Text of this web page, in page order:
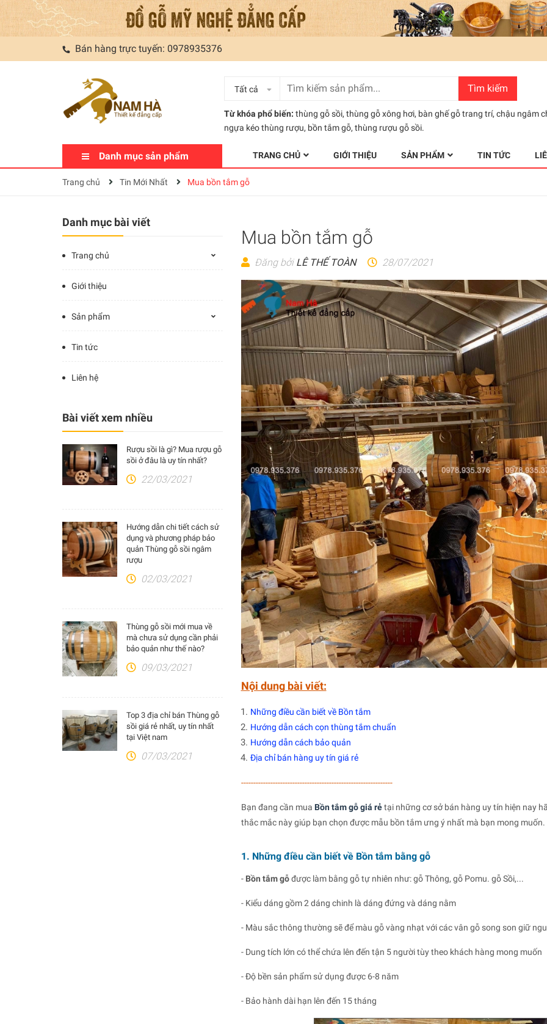
Bán hàng trực tuyến: 0978935376
Tất cả Tìm kiếm
Từ khóa phổ biến: thùng gỗ sồi, thùng gỗ xông hơi, bàn ghế gỗ trang trí, chậu ngâm
ngựa kéo thùng rượu, bồn tắm gỗ, thùng rượu gỗ sồi.
Danh mục sản phẩm TRANG CHỦ GIỚI THIỆU SẢN PHẨM TIN TỨC
Trang chủ Tin Mới Nhất Mua bồn tắm gỗ
Danh mục bài viết
Trang chủ
Giới thiệu
Sản phẩm
Tin tức
Liên hệ
Bài viết xem nhiều
Rượu sồi là gì? Mua rượu gỗ
sồi ở đâu là uy tín nhất?
22/03/2021
Hướng dẫn chi tiết cách sử
dụng và phương pháp bảo
quản Thùng gỗ sồi ngâm
rượu
02/03/2021
Thùng gỗ sồi mới mua về
mà chưa sử dụng cần phải
bảo quản như thế nào?
09/03/2021
Top 3 địa chỉ bán Thùng gỗ
sồi giá rẻ nhất, uy tín nhất
tại Việt nam
07/03/2021
Mua bồn tắm gỗ
Đăng bởi LÊ THẾ TOÀN 28/07/2021
Nội dung bài viết:
Những điều cần biết về Bồn tắm
Hướng dẫn cách cọn thùng tắm chuẩn
Hướng dẫn cách bảo quản
Địa chỉ bán hàng uy tín giá rẻ
--------------------------------------------------------------
Bạn đang cần mua Bồn tắm gỗ giá rẻtại những cơ sở bán hàng uy tín hiện nay
thắc mắc này giúp bạn chọn được mẫu bồn tắm ưng ý nhất mà bạn mong muốn.
1. Những điều cần biết về Bồn tắm bằng gỗ
- Bồn tắm gỗđược làm bằng gỗ tự nhiên như: gỗ Thông, gỗ Pomu. gỗ Sồi,...
- Kiểu dáng gồm 2 dáng chinh là dáng đứng và dáng nằm
- Màu sắc thông thường sẽ để màu gỗ vàng nhạt với các vân gỗ song son giữ
- Dung tích lớn có thể chứa lên đến tận 5 người tùy theo khách hàng mong muốn
- Độ bền sản phẩm sử dụng được 6-8 năm
- Bảo hành dài hạn lên đến 15 tháng